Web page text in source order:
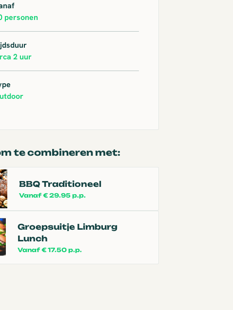
personen
2 uur
te combineren met:
BBQ Traditioneel
Vanaf € 29.95 p.p.
Groepsuitje Limburg
Lunch
Vanaf € 17.50 p.p.